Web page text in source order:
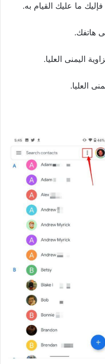
فإليك ما عليك القيام به.
هاتفك.
اليمنى العليا.
العليا.